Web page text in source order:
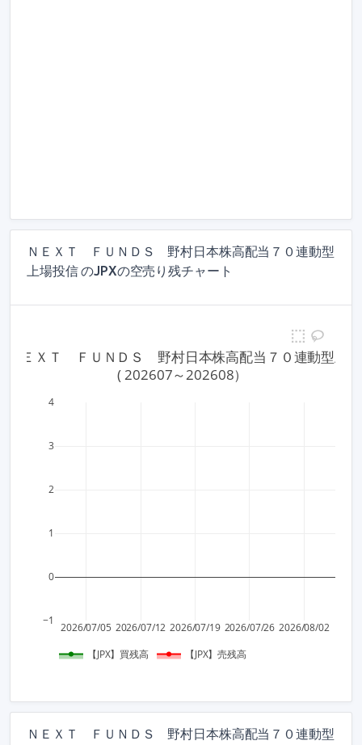
ＮＥＸＴ ＦＵＮＤＳ 野村日本株高配当７０連動型
上場投信 のJPXの空売り残チャート
2026/07/05 2026/07/12 2026/07/19 2026/07/26 2026/08/02
−1
0
1
2
3
4
【JPX】買残高 【JPX】売残高
ＮＥＸＴ　ＦＵＮＤＳ　野村日本株高配当７０連動型上
( 202607～202608）
ＮＥＸＴ ＦＵＮＤＳ 野村日本株高配当７０連動型